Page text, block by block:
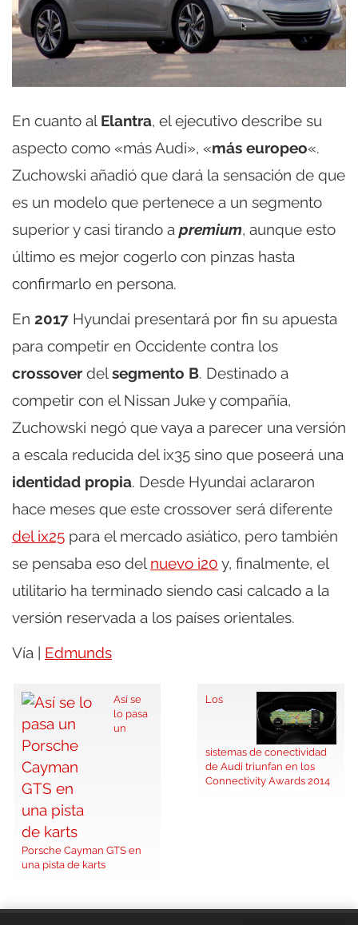
En cuanto al Elantra, el ejecutivo describe su
aspecto como «más Audi», «más europeo«.
Zuchowski añadió que dará la sensación de que
es un modelo que pertenece a un segmento
superior y casi tirando a premium, aunque esto
último es mejor cogerlo con pinzas hasta
confirmarlo en persona.
En 2017 Hyundai presentará por fin su apuesta
para competir en Occidente contra los
crossover delsegmento B. Destinado a
competir con el Nissan Juke y compañía,
Zuchowski negó que vaya a parecer una versión
a escala reducida del ix35 sino que poseerá una
identidad propia. Desde Hyundai aclararon
hace meses que este crossover será diferente
del ix25 para el mercado asiático, pero también
se pensaba eso del nuevo i20 y, finalmente, el
utilitario ha terminado siendo casi calcado a la
versión reservada a los países orientales.
Vía | Edmunds
Así se
lo pasa
un
Porsche Cayman GTS en
una pista de karts
Los
sistemas de conectividad
de Audi triunfan en los
Connectivity Awards 2014